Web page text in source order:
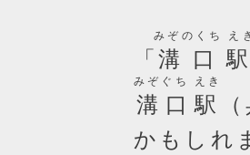
「溝口駅
みぞのくち え
溝口駅
みぞぐち えき
かもしれ